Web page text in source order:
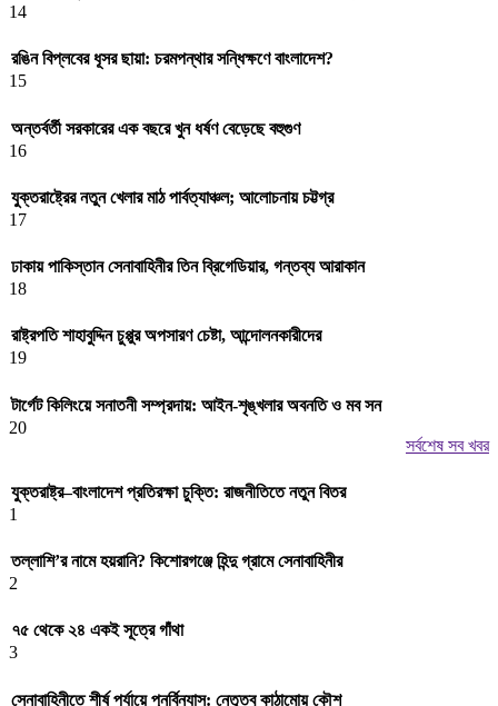
14
রঙিন বিপ্লবের ধূসর ছায়া: চরমপন্থার সন্ধিক্ষণে বাংলাদেশ?
15
অন্তর্বর্তী সরকারের এক বছরে খুন ধর্ষণ বেড়েছে বহুগুণ
16
যুক্তরাষ্ট্রের নতুন খেলার মাঠ পার্বত্যাঞ্চল; আলোচনায় চট্টগ্র
17
ঢাকায় পাকিস্তান সেনাবাহিনীর তিন ব্রিগেডিয়ার, গন্তব্য আরাকান
18
রাষ্ট্রপতি শাহাবুদ্দিন চুপ্পুর অপসারণ চেষ্টা, আন্দোলনকারীদের
19
টার্গেট কিলিংয়ে সনাতনী সম্প্রদায়: আইন-শৃঙ্খলার অবনতি ও মব সন
20
সর্বশেষ সব খবর
যুক্তরাষ্ট্র–বাংলাদেশ প্রতিরক্ষা চুক্তি: রাজনীতিতে নতুন বিতর
1
তল্লাশি’র নামে হয়রানি? কিশোরগঞ্জে হিন্দু গ্রামে সেনাবাহিনীর
2
৭৫ থেকে ২৪ একই সূত্রে গাঁথা
3
সেনাবাহিনীতে শীর্ষ পর্যায়ে পুনর্বিন্যাস: নেতৃত্ব কাঠামোয় কৌশ